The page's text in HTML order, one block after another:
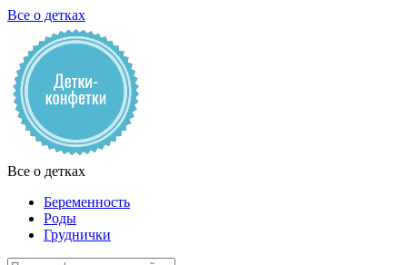
Все о детках
Все о детках
Беременность
Роды
Груднички